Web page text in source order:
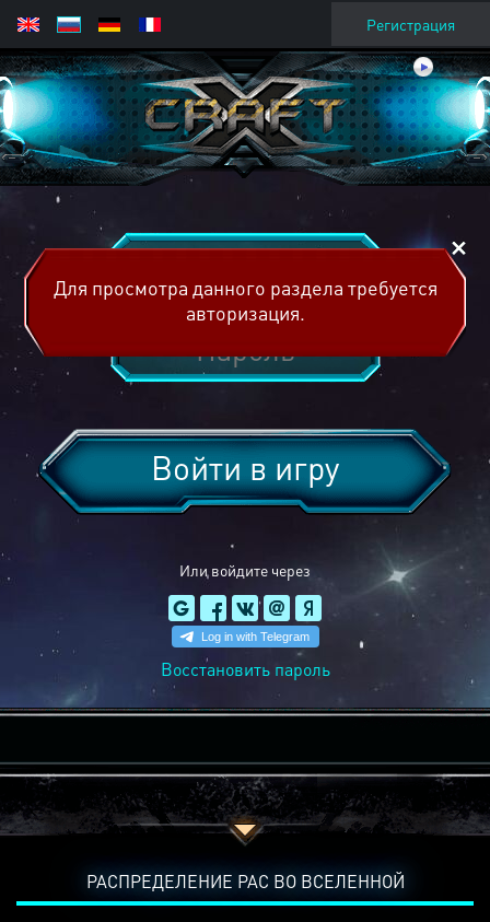
Регистрация
Или войдите через
Войти в игру
Восстановить пароль
Для просмотра данного раздела требуется
авторизация.
РАСПРЕДЕЛЕНИЕ РАС ВО ВСЕЛЕННОЙ